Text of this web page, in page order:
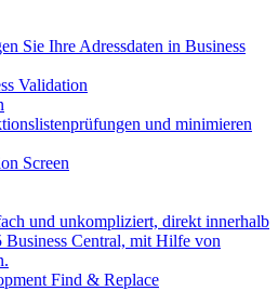
Sie Ihre Adressdaten in Business
Validation
und minimieren
Screen
und unkompliziert, direkt innerhalb
Central, mit Hilfe von
Find & Replace